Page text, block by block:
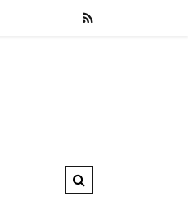
и «не подлежащими обсуждению».